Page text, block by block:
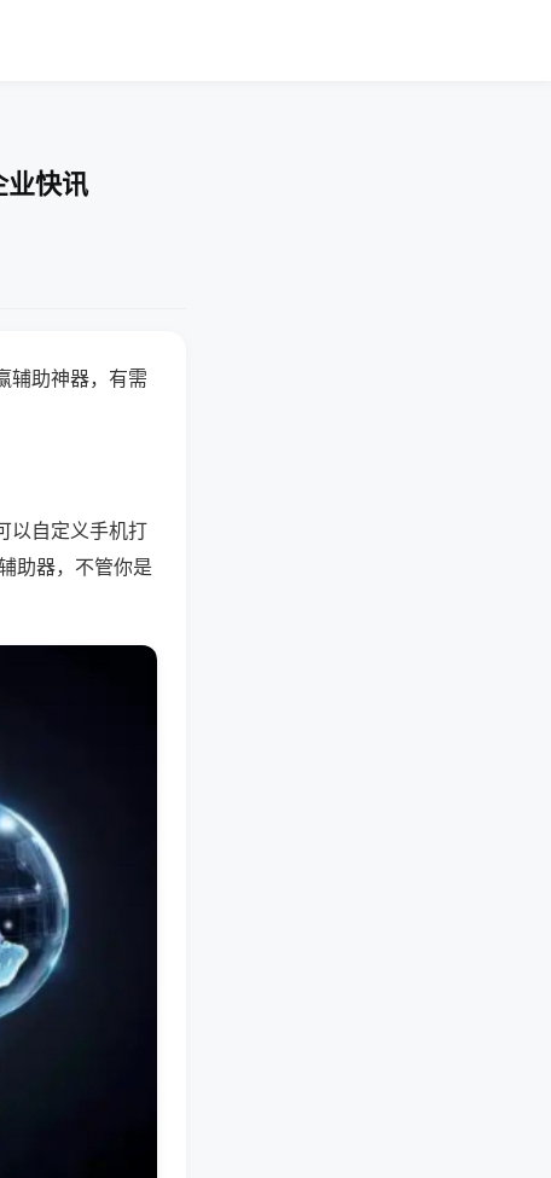
业快讯
辅助神器，有需
以自定义手机打
助器，不管你是